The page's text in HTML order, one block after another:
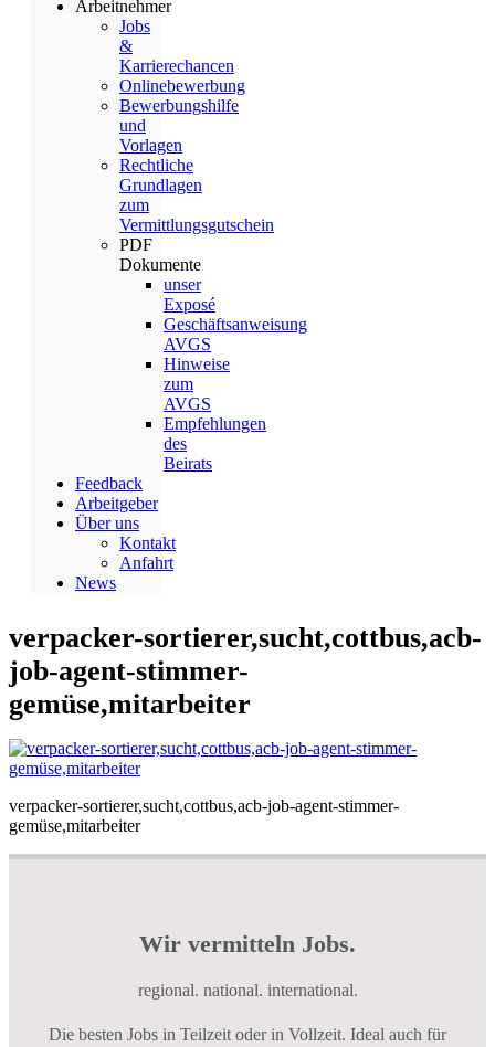
Arbeitnehmer
Jobs
&
Karrierechancen
Onlinebewerbung
Bewerbungshilfe
und
Vorlagen
Rechtliche
Grundlagen
zum
Vermittlungsgutschein
PDF
Dokumente
unser
Exposé
Geschäftsanweisung
AVGS
Hinweise
zum
AVGS
Empfehlungen
des
Beirats
Feedback
Arbeitgeber
Über uns
Kontakt
Anfahrt
News
verpacker-sortierer,sucht,cottbus,acb-
job-agent-stimmer-
gemüse,mitarbeiter
verpacker-sortierer,sucht,cottbus,acb-job-agent-stimmer-
gemüse,mitarbeiter
Wir vermitteln Jobs.
regional. national. international.
Die besten Jobs in Teilzeit oder in Vollzeit. Ideal auch für